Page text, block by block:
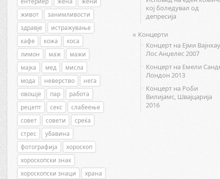
живот
занимливости
здравје
истражување
кафе
кожа
коса
лимон
маж
мажи
мајка
мед
мисла
мода
неверство
нега
овошје
пар
работа
рецепт
секс
слабеење
совет
совети
среќа
стрес
убавина
фотографија
хороскоп
хороскопски знак
хороскопски знаци
храна
кој боледувал од
депресија
Концерти
Концерт на Ејми
Лос Анџелес 2007
Концерт на Емели
Лондон 2013
Концерт на Роби
Вилијамс, Швајцарија
2016